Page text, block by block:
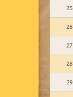
25
26
27
28
29